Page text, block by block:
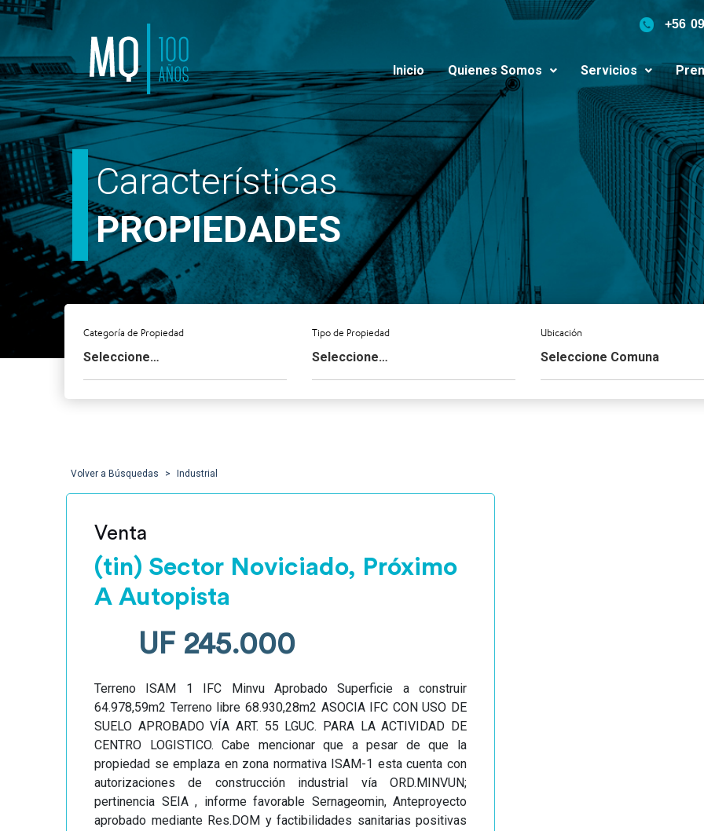
+56
Inicio Quienes Somos Servicios
Características
PROPIEDADES
Categoría de Propiedad Tipo de Propiedad Ubicación
Volver a Búsquedas Industrial
Venta
(tin) Sector Noviciado, Próximo
A Autopista
UF 245.000
Terreno ISAM 1 IFC Minvu Aprobado Superficie a construir
64.978,59m2 Terreno libre 68.930,28m2 ASOCIA IFC CON USO DE
SUELO APROBADO VÍA ART. 55 LGUC. PARA LA ACTIVIDAD DE
CENTRO LOGISTICO. Cabe mencionar que a pesar de que la
propiedad se emplaza en zona normativa ISAM-1 esta cuenta con
autorizaciones de construcción industrial vía ORD.MINVUN;
pertinencia SEIA , informe favorable Sernageomin, Anteproyecto
aprobado mediante Res.DOM y factibilidades sanitarias positivas